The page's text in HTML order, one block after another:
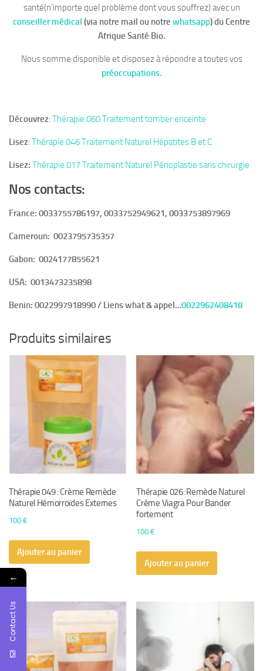
santé(n’importe quel problème dont vous souffrez) avec un
conseiller médical (via notre mail ou notre whatsapp)du Centre
Afrique Santé Bio.
Nous somme disponible et disposez à répondre a toutes vos
préoccupations.
Découvrez: Thérapie 060 Traitement tomber enceinte
Lisez: Thérapie 046 Traitement Naturel Hépatites B et C
Lisez: Thérapie 017 Traitement Naturel Pénoplastie sans chirurgie
Nos contacts:
France: 0033755786197, 0033752949621, 0033753897969
Cameroun: 0023795735357
Gabon: 0024177855621
USA: 0013473235898
Benin: 0022997918990 / Liens what & appel…0022962408418
Produits similaires
Thérapie 049 : Crème Remède
Naturel Hémorroïdes Externes
100 €
Ajouter au panier
Thérapie 026: Remède Naturel
Crème Viagra Pour Bander
fortement
100€
Ajouter au panier
←
Contact Us